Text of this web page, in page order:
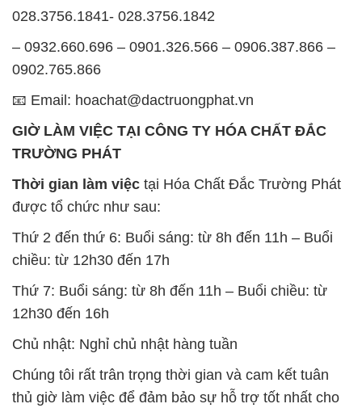
028.3756.1841- 028.3756.1842
– 0932.660.696 – 0901.326.566 – 0906.387.866 –
0902.765.866
📧 Email: hoachat@dactruongphat.vn
GIỜ LÀM VIỆC TẠI CÔNG TY HÓA CHẤT ĐẮC
TRƯỜNG PHÁT
Thời gian làm việc tại Hóa Chất Đắc Trường Phát
được tổ chức như sau:
Thứ 2 đến thứ 6: Buổi sáng: từ 8h đến 11h – Buổi
chiều: từ 12h30 đến 17h
Thứ 7: Buổi sáng: từ 8h đến 11h – Buổi chiều: từ
12h30 đến 16h
Chủ nhật: Nghỉ chủ nhật hàng tuần
Chúng tôi rất trân trọng thời gian và cam kết tuân
thủ giờ làm việc để đảm bảo sự hỗ trợ tốt nhất cho